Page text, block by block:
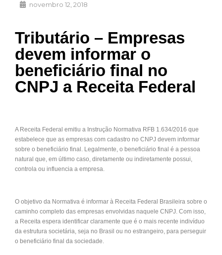
novembro 12, 2018
Tributário – Empresas
devem informar o
beneficiário final no
CNPJ a Receita Federal
A Receita Federal emitiu a Instrução Normativa RFB 1.634/2016 que
estabelece que as empresas com cadastro no CNPJ devem informar
sobre o beneficiário final. Legalmente, o beneficiário final é a pessoa
natural que, em último caso, diretamente ou indiretamente possui,
controla ou influencia a empresa.
O objetivo da Normativa é informar à Receita Federal Brasileira sobre o
caminho completo das empresas envolvidas naquele CNPJ. Com isso,
a Receita espera identificar claramente que é o mais recente indivíduo
da estrutura societária, seja no Brasil ou no estrangeiro, para perseguir
o beneficiário final da sociedade.